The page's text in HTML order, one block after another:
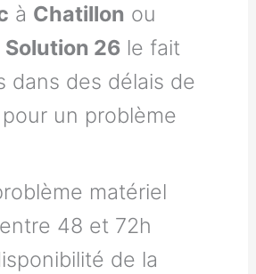
à Chatillon ou
Solution 26 le fait
dans des délais de
un problème
matériel
48 et 72h
de la